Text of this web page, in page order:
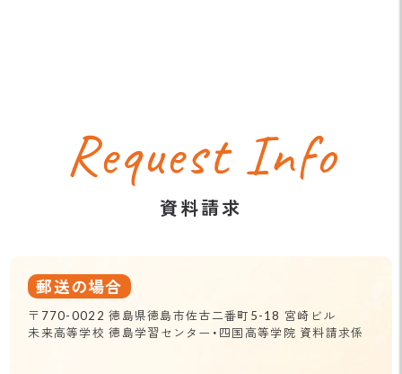
Request Info
資料請求
郵送の場合
〒770-0022 徳島県徳島市佐古二番町5-18 宮崎ビル
未来高等学校 徳島学習センター・四国高等学院 資料請求係